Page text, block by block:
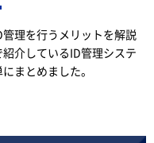
理を行うメリットを解説
介しているID管理システ
まとめました。